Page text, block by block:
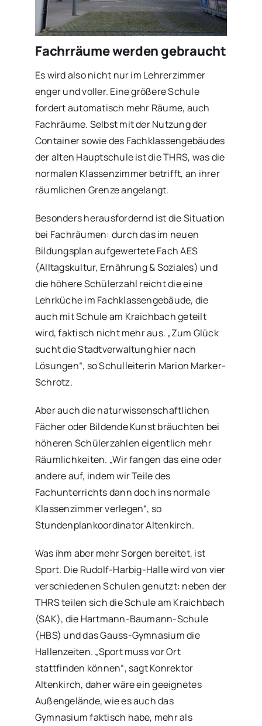
Fachrräume werden gebraucht
Es wird also nicht nur im Lehrerzimmer
enger und voller. Eine größere Schule
fordert automatisch mehr Räume, auch
Fachräume. Selbst mit der Nutzung der
Container sowie des Fachklassengebäudes
der alten Hauptschule ist die THRS, was die
normalen Klassenzimmer betrifft, an ihrer
räumlichen Grenze angelangt.
Besonders herausfordernd ist die Situation
bei Fachräumen: durch das im neuen
Bildungsplan aufgewertete Fach AES
(Alltagskultur, Ernährung & Soziales) und
die höhere Schülerzahl reicht die eine
Lehrküche im Fachklassengebäude, die
auch mit Schule am Kraichbach geteilt
wird, faktisch nicht mehr aus. „Zum Glück
sucht die Stadtverwaltung hier nach
Lösungen“, so Schulleiterin Marion Marker-
Schrotz.
Aber auch die naturwissenschaftlichen
Fächer oder Bildende Kunst bräuchten bei
höheren Schülerzahlen eigentlich mehr
Räumlichkeiten. „Wir fangen das eine oder
andere auf, indem wir Teile des
Fachunterrichts dann doch ins normale
Klassenzimmer verlegen“, so
Stundenplankoordinator Altenkirch.
Was ihm aber mehr Sorgen bereitet, ist
Sport. Die Rudolf-Harbig-Halle wird von vier
verschiedenen Schulen genutzt: neben der
THRS teilen sich die Schule am Kraichbach
(SAK), die Hartmann-Baumann-Schule
(HBS) und das Gauss-Gymnasium die
Hallenzeiten. „Sport muss vor Ort
stattfinden können“, sagt Konrektor
Altenkirch, daher wäre ein geeignetes
Außengelände, wie es auch das
Gymnasium faktisch habe, mehr als